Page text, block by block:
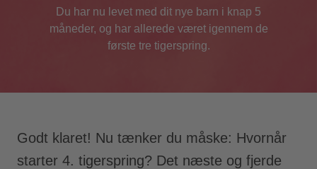
Du har nu levet med dit nye barn i knap 5
måneder, og har allerede været igennem de
første tre tigerspring.
Godt klaret! Nu tænker du måske: Hvornår
starter 4. tigerspring? Det næste og fjerde